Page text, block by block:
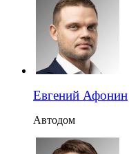
Евгений Афонин
Автодом